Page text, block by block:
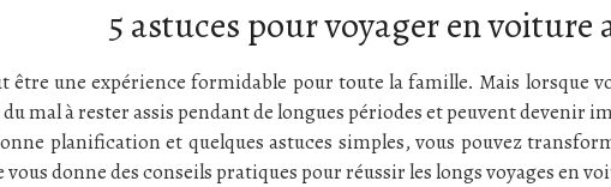
5 astuces pour voyager en voiture
être une expérience formidable pour toute la famille. Mais lorsque
mal à rester assis pendant de longues périodes et peuvent devenir
planification et quelques astuces simples, vous pouvez
donne des conseils pratiques pour réussir les longs voyages en